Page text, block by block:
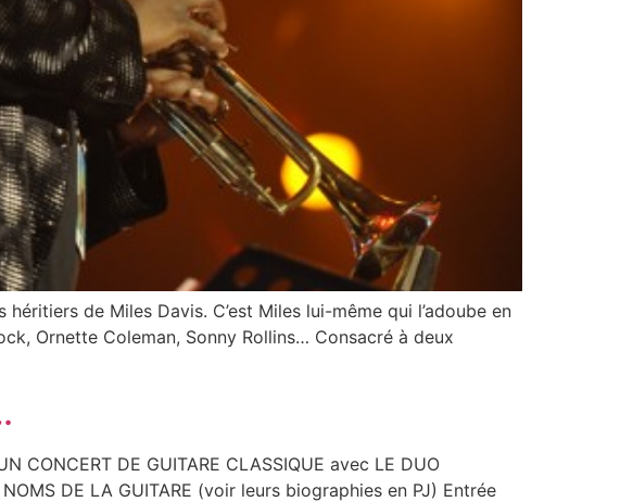
héritiers de Miles Davis. C’est Miles lui-même qui l’adoube en
Ornette Coleman, Sonny Rollins… Consacré à deux
CONCERT DE GUITARE CLASSIQUE avec LE DUO
NOMS DE LA GUITARE (voir leurs biographies en PJ) Entrée